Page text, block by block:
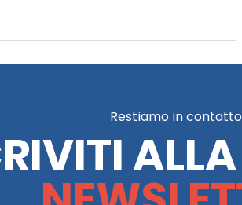
Restiamo in contatto